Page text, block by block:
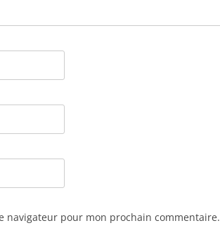
navigateur pour mon prochain commentaire.